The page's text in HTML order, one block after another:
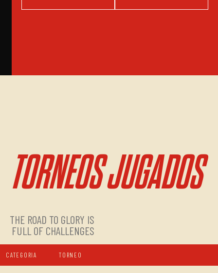
TORNEOS JUGADOS
THE ROAD TO GLORY IS
FULL OF CHALLENGES
CATEGORIA TORNEO